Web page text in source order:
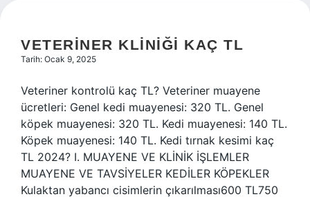
VETERINER KLINIĞI KAÇ TL
Tarih: Ocak 9, 2025
Veteriner kontrolü kaç TL? Veteriner muayene
ücretleri: Genel kedi muayenesi: 320 TL. Genel
köpek muayenesi: 320 TL. Kedi muayenesi: 140 TL.
Köpek muayenesi: 140 TL. Kedi tırnak kesimi kaç
TL 2024? I. MUAYENE VE KLİNİK İŞLEMLER
MUAYENE VE TAVSİYELER KEDİLER KÖPEKLER
Kulaktan yabancı cisimlerin çıkarılması600 TL750